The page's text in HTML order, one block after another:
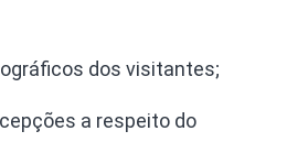
dos visitantes;
a respeito do